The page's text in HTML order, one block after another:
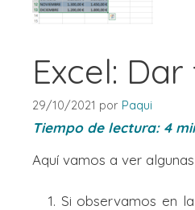
Excel:
29/10/2021 por Paqui
Tiempo de lectura: 4
Aquí vamos a ver
1. Si observamos en